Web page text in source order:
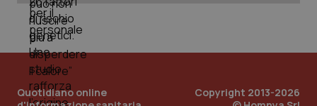
Quotidiano online
Copyright 2013-2026